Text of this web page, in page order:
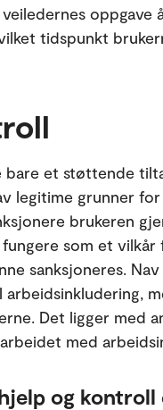
tidspunkt
bare et støttende
legitime grunner
brukeren
som et
sanksjoneres.
Det ligger med
med
og kontroll